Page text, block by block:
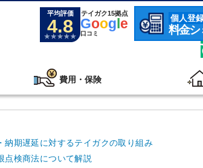
平均評価
4.8
テイガク15拠点
Google
口コミ
個人登
料金シ
費用・保険
納期遅延に対するテイガクの取り組み
点検商法について解説